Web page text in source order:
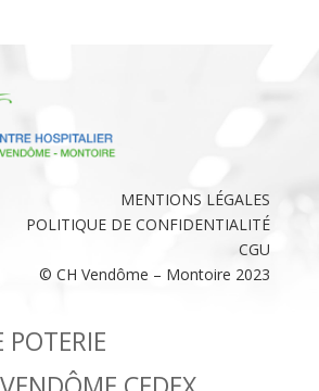
MENTIONS LÉGALES
POLITIQUE DE CONFIDENTIALITÉ
CGU
© CH Vendôme – Montoire 2023